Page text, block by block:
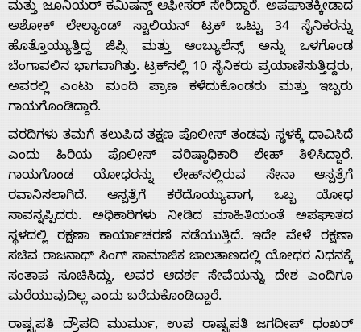
Home
About
Us
Advertise
ಮತ್ತು ಜೂನಿಯರ್ ಕಮಿಷನ್ಡ್ ಆಫೀಸರ್ ಸೇರಿದ್ದಾರೆ. ಅಪಘಾತಕ್ಕೀಡಾದ
ಅಶೋಕ್ ಲೇಲ್ಯಾಂಡ್ ಸ್ಟಾಲಿಯನ್ ಟ್ರಕ್ ಒಟ್ಟು 34 ಸೈನಿಕರನ್ನು
ಹೊತ್ತೊಯ್ಯುತ್ತಿದ್ದ ಜಿಪ್ಸಿ ಮತ್ತು ಆಂಬ್ಯುಲೆನ್ಸ್ ಅನ್ನು ಒಳಗೊಂಡ
ಬೆಂಗಾವಲಿನ ಭಾಗವಾಗಿತ್ತು. ಟ್ರಕ್‌ನಲ್ಲಿ 10 ಸೈನಿಕರು ಪ್ರಯಾಣಿಸುತ್ತಿದ್ದರು,
ಅವರಲ್ಲಿ ಎಂಟು ಮಂದಿ ಪ್ರಾಣ ಕಳೆದುಕೊಂಡರು ಮತ್ತು ಇಬ್ಬರು
ಗಾಯಗೊಂಡಿದ್ದಾರೆ.
ವರದಿಗಳು ತಮಗೆ ತಲುಪಿದ ತಕ್ಷಣ ಪೊಲೀಸ್ ತಂಡವು ಸ್ಥಳಕ್ಕೆ ಧಾವಿಸಿದೆ
ಎಂದು ಹಿರಿಯ ಪೊಲೀಸ್ ವರಿಷ್ಠಾಧಿಕಾರಿ ಲೇಹ್ ತಿಳಿಸಿದ್ದಾರೆ.
ಗಾಯಗೊಂಡ ಯೋಧರನ್ನು ಲೇಹ್‌ನಲ್ಲಿರುವ ಸೇನಾ ಆಸ್ಪತ್ರೆಗೆ
ರವಾನಿಸಲಾಗಿದೆ. ಆಸ್ಪತ್ರೆಗೆ ಕರೆದೊಯ್ಯುವಾಗ, ಒಬ್ಬ ಯೋಧ
ಸಾವನ್ನಪ್ಪಿದರು. ಅಧಿಕಾರಿಗಳು ನೀಡಿದ ಮಾಹಿತಿಯಂತೆ ಅಪಘಾತದ
ಸ್ಥಳದಲ್ಲಿ ರಕ್ಷಣಾ ಕಾರ್ಯಾಚರಣೆ ನಡೆಯುತ್ತಿದೆ. ಇದೇ ವೇಳೆ ರಕ್ಷಣಾ
ಸಚಿವ ರಾಜನಾಥ್ ಸಿಂಗ್ ಸಾಮಾಜಿಕ ಜಾಲತಾಣದಲ್ಲಿ ಯೋಧರ ನಿಧನಕ್ಕೆ
ಸಂತಾಪ ಸೂಚಿಸಿದ್ದು, ಅವರ ಆದರ್ಶ ಸೇವೆಯನ್ನು ದೇಶ ಎಂದಿಗೂ
ಮರೆಯುವುದಿಲ್ಲ ಎಂದು ಬರೆದುಕೊಂಡಿದ್ದಾರೆ.
ರಾಷ್ಟ್ರಪತಿ ದ್ರೌಪದಿ ಮುರ್ಮು, ಉಪ ರಾಷ್ಟ್ರಪತಿ ಜಗದೀಪ್ ಧಂಖರ್